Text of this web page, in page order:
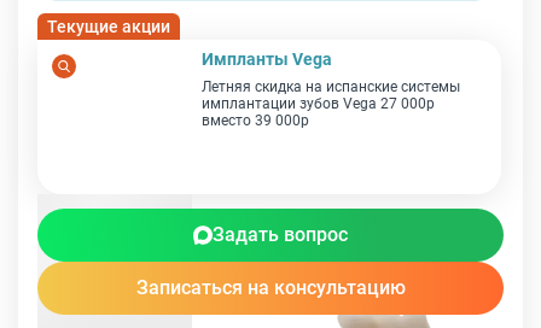
Текущие акции
Импланты Vega
Летняя скидка на испанские системы
имплантации зубов Vega 27 000р
вместо 39 000р
Задать вопрос
Записаться на консультацию